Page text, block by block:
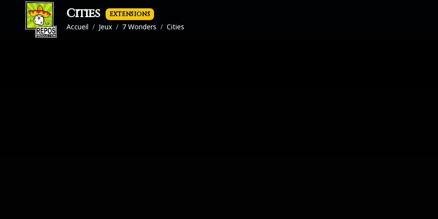
Cities EXTENSIONS
Accueil / Jeux / 7 Wonders / Cities